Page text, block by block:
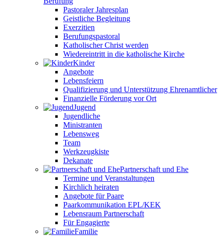
Pastoraler Jahresplan
Geistliche Begleitung
Exerzitien
Berufungspastoral
Katholischer Christ werden
Wiedereintritt in die katholische Kirche
Kinder
Angebote
Lebensfeiern
Qualifizierung und Unterstützung Ehrenamtlicher
Finanzielle Förderung vor Ort
Jugend
Jugendliche
Ministranten
Lebensweg
Team
Werkzeugkiste
Dekanate
Partnerschaft und Ehe
Termine und Veranstaltungen
Kirchlich heiraten
Angebote für Paare
Paarkommunikation EPL/KEK
Lebensraum Partnerschaft
Für Engagierte
Familie